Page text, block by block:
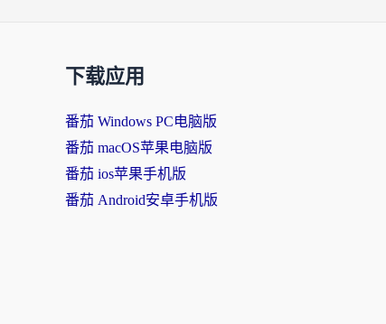
下载应用
番茄 Windows PC电脑版
番茄 macOS苹果电脑版
番茄 ios苹果手机版
番茄 Android安卓手机版